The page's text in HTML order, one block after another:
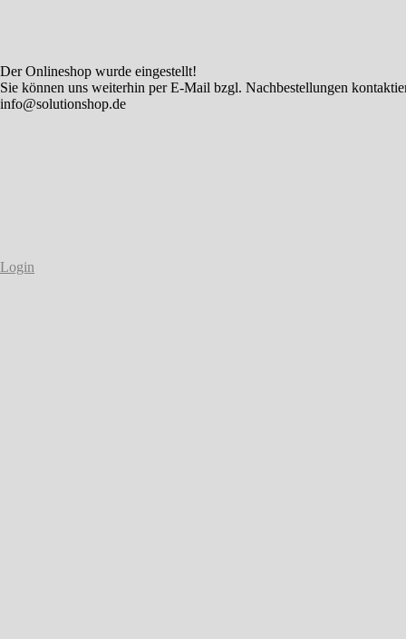
Der Onlineshop wurde eingestellt!
Sie können uns weiterhin per E-Mail bzgl. Nachbestellungen
info@solutionshop.de
Login